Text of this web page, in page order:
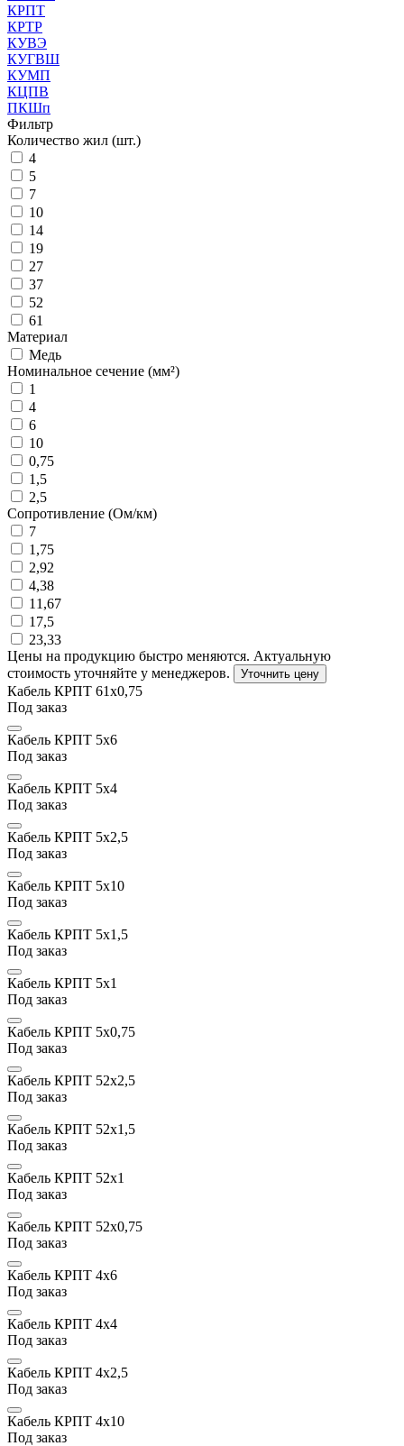
КРПТ
КРТР
КУВЭ
КУГВШ
КУМП
КЦПВ
ПКШп
Фильтр
Количество жил (шт.)
4
5
7
10
14
19
27
37
52
61
Материал
Медь
Номинальное сечение (мм²)
1
4
6
10
0,75
1,5
2,5
Сопротивление (Ом/км)
7
1,75
2,92
4,38
11,67
17,5
23,33
Цены на продукцию быстро меняются. Актуальную
стоимость уточняйте у менеджеров.
Уточнить цену
Кабель КРПТ 61x0,75
Под заказ
Кабель КРПТ 5х6
Под заказ
Кабель КРПТ 5х4
Под заказ
Кабель КРПТ 5х2,5
Под заказ
Кабель КРПТ 5х10
Под заказ
Кабель КРПТ 5х1,5
Под заказ
Кабель КРПТ 5х1
Под заказ
Кабель КРПТ 5x0,75
Под заказ
Кабель КРПТ 52х2,5
Под заказ
Кабель КРПТ 52х1,5
Под заказ
Кабель КРПТ 52х1
Под заказ
Кабель КРПТ 52x0,75
Под заказ
Кабель КРПТ 4х6
Под заказ
Кабель КРПТ 4х4
Под заказ
Кабель КРПТ 4х2,5
Под заказ
Кабель КРПТ 4х10
Под заказ